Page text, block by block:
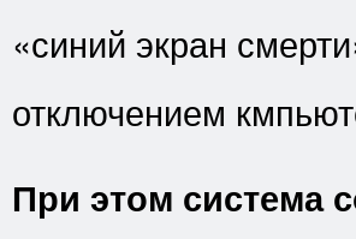
«синий экран
отключением
При этом система